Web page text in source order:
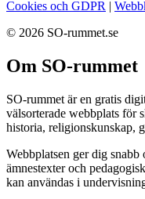
Cookies och GDPR |
© 2026 SO-rummet.se
Om SO-rummet
SO-rummet är en gratis
välsorterade webbplats för
historia, religionskunskap,
Webbplatsen ger dig
ämnestexter och
kan användas i